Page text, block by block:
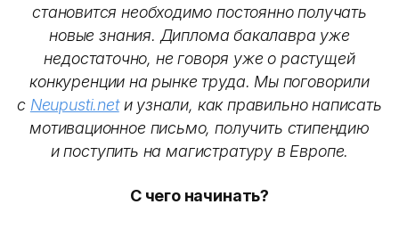
становится необходимо постоянно получать
новые знания. Диплома бакалавра уже
недостаточно, не говоря уже о растущей
конкуренции на рынке труда. Мы поговорили
с Neupusti.netи узнали, как правильно написать
мотивационное письмо, получить стипендию
и поступить на магистратуру в Европе.
С чего начинать?